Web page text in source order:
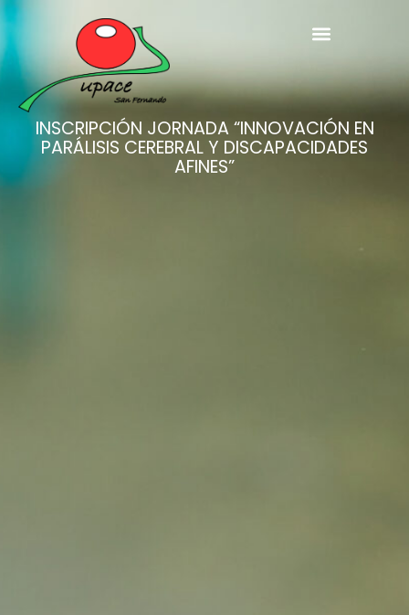
INSCRIPCIÓN JORNADA “INNOVACIÓN EN
PARÁLISIS CEREBRAL Y DISCAPACIDADES
AFINES”